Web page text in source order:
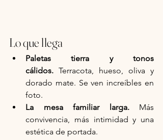
Lo que llega
Paletas tierra y tonos
cálidos. Terracota, hueso, oliva y
dorado mate. Se ven increíbles en
foto.
La mesa familiar larga. Más
convivencia, más intimidad y una
estética de portada.